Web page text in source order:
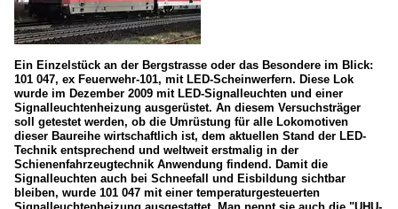
Bahndienstfahrzeuge
Messfahrzeuge
Österreich
E-Loks
BR 1116 ·ES 64 U2· Taurus
Schweiz
Ein Einzelstück an der Bergstrasse oder das Besondere im Blick:
101 047, ex Feuerwehr-101, mit LED-Scheinwerfern. Diese Lok
wurde im Dezember 2009 mit LED-Signalleuchten und einer
Signalleuchtenheizung ausgerüstet. An diesem Versuchsträger
soll getestet werden, ob die Umrüstung für alle Lokomotiven
dieser Baureihe wirtschaftlich ist, dem aktuellen Stand der LED-
Technik entsprechend und weltweit erstmalig in der
Schienenfahrzeugtechnik Anwendung findend. Damit die
Signalleuchten auch bei Schneefall und Eisbildung sichtbar
bleiben, wurde 101 047 mit einer temperaturgesteuerten